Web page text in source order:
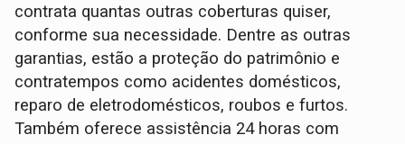
contrata quantas outras coberturas quiser,
conforme sua necessidade. Dentre as outras
garantias, estão a proteção do patrimônio e
contratempos como acidentes domésticos,
reparo de eletrodomésticos, roubos e furtos.
Também oferece assistência 24 horas com